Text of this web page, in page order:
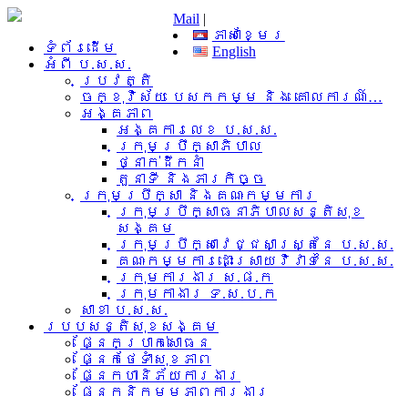
Mail |
ភាសាខ្មែរ
English
ទំព័រដើម
អំពី​ ប.ស.ស.
ប្រវត្តិ
ចក្ខុវិស័យ បេសកកម្ម និង គោលការណ៍…
អង្គភាព
អង្គការលេខ ប.ស.ស.
ក្រុមប្រឹក្សាភិបាល
ថ្នាក់ដឹកនាំ
តួនាទី និងភារកិច្ច
ក្រុមប្រឹក្សា និងគណៈកម្មការ
ក្រុមប្រឹក្សាធនាភិបាលសន្តិសុខ
សង្គម
ក្រុមប្រឹក្សាវេជ្ជសាស្រ្តនៃ ប.ស.ស.
គណៈកម្មការដោះស្រាយវិវាទនៃ ប.ស.ស.
ក្រុមការងារ​ ស.ផ.ក
ក្រុមកាងារ ទ.ស.ប.ក
សាខា ប.ស.ស.
របបសន្តិសុខសង្គម
ផ្នែកប្រាក់សោធន
ផ្នែកថែទាំសុខភាព
ផ្នែកហានិភ័យការងារ
ផ្នែកនិកម្មភាពការងារ